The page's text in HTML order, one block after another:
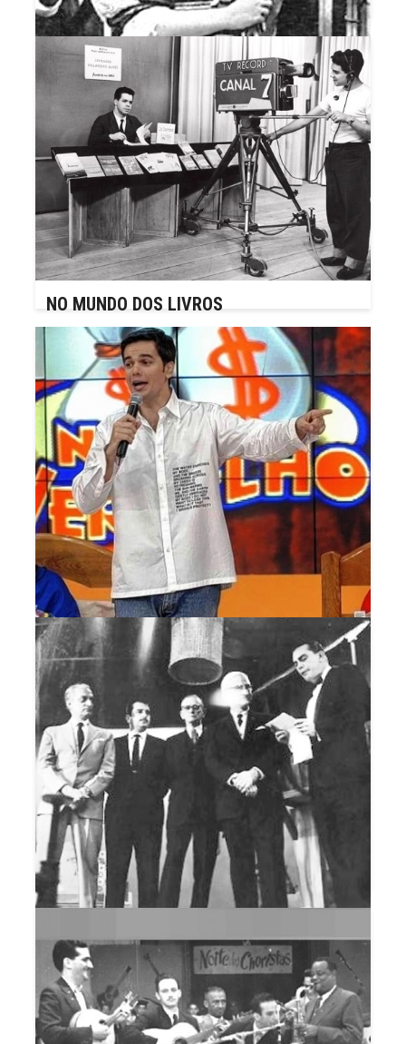
NEIDE NO PAÍS DAS MARAVILHAS
NO MUNDO DOS LIVROS
NO VERMELHO
NOITE DE GALA